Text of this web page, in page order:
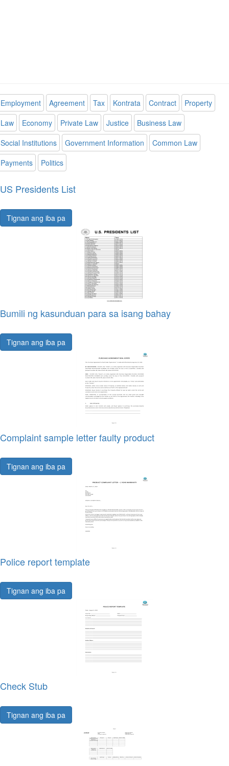
Employment Agreement Tax Kontrata Contract
Property
Law
Economy Private Law Justice
Business Law
Social Institutions
Government Information
Common Law
Payments
Politics
US Presidents List
Tignan ang iba pa
Bumili ng kasunduan para sa isang bahay
Tignan ang iba pa
Complaint sample letter faulty product
Tignan ang iba pa
Police report template
Tignan ang iba pa
Check Stub
Tignan ang iba pa